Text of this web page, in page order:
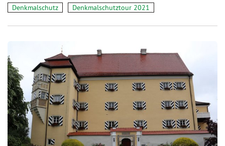
Denkmalschutz Denkmalschutztour 2021